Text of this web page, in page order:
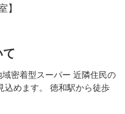
】
て
密着型スーパー 近隣住民の
込めます。 徳和駅から徒歩